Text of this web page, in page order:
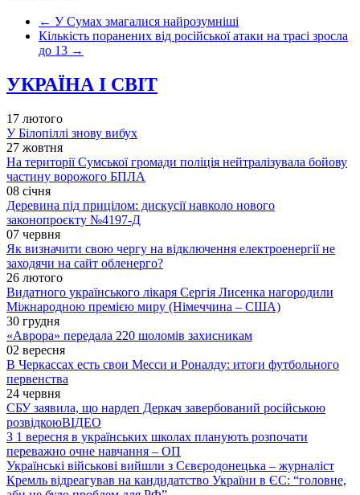
← У Сумах змагалися найрозумніші
Кількість поранених від російської атаки на трасі зросла
до 13 →
УКРАЇНА І СВІТ
17 лютого
У Білопіллі знову вибух
27 жовтня
На території Сумської громади поліція нейтралізувала бойову
частину ворожого БПЛА
08 січня
Деревина під прицілом: дискусії навколо нового
законопроєкту №4197-Д
07 червня
Як визначити свою чергу на відключення електроенергії не
заходячи на сайт обленерго?
26 лютого
Видатного українського лікаря Сергія Лисенка нагородили
Міжнародною премією миру (Німеччина – США)
30 грудня
«Аврора» передала 220 шоломів захисникам
02 вересня
В Черкассах есть свои Месси и Роналду: итоги футбольного
первенства
24 червня
СБУ заявила, що нардеп Деркач завербований російською
розвідкоюВІДЕО
З 1 вересня в українських школах планують розпочати
переважно очне навчання – ОП
Українські військові вийшли з Сєвєродонецька – журналіст
Кремль відреагував на кандидатство України в ЄС: “головне,